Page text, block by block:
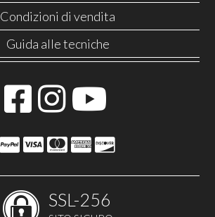
Condizioni di vendita
Guida alle tecniche
SSL-256